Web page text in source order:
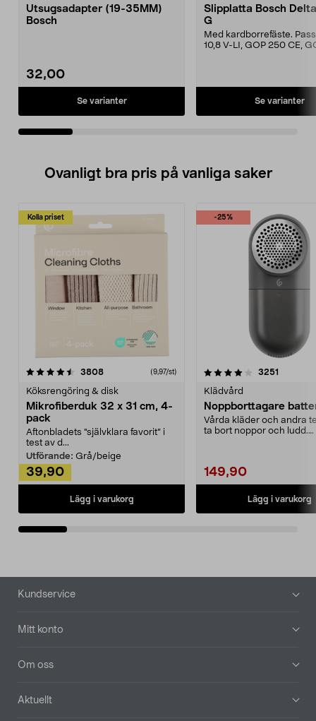
Utsugsadapter (19-35MM)
Bosch
32,00
Se varianter
Slipplatta Bosch
G
Med kardborrefäste.
10,8 V-LI, GOP 250 CE,
Se varianter
Ovanligt bra pris på vanliga saker
Kolla priset
3808recensioner (9,97/st)
Köksrengöring & disk
Mikrofiberduk 32 x 31 cm, 4-
pack
Aftonbladets "självklara favorit” i
test av d...
Utförande: Grå/beige
39,90
Lägg i varukorg
-25%
4.0av 5 stjärnor 3251
Klädvård
Noppborttagare
Vårda kläder och andra
ta bort noppor och ludd.
149,90
Lägg i varukorg
4.5av 5 stjärnor
Sidfot
Kundservice
Mitt konto
Om oss
Aktuellt